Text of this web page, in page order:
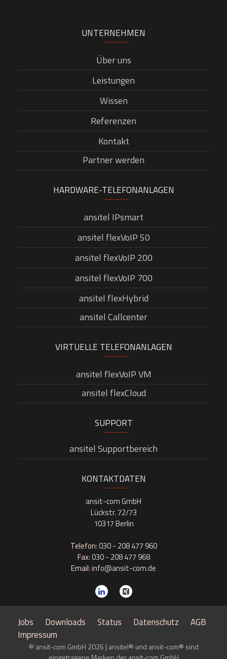
UNTERNEHMEN
Über uns
Leistungen
Wissen
Referenzen
Kontakt
Partner werden
HARDWARE-TELEFONANLAGEN
ansitel IPsmart
ansitel flexVoIP 50
ansitel flexVoIP 200
ansitel flexVoIP 700
ansitel flexHybrid
ansitel Callcenter
VIRTUELLE TELEFONANLAGEN
ansitel flexVoIP VM
ansitel flexCloud
SUPPORT
ansitel Supportbereich
KONTAKTDATEN
ansit-com GmbH
Lückstr. 72/73
10317 Berlin
Telefon:030 - 208 477 960
Fax:030 - 208 477 968
Email:info@ansit-com.de
Jobs Downloads Status Datenschutz
AGB
Impressum
© ansit-com GmbH 2026 | ansitel® und ansit-com® sind